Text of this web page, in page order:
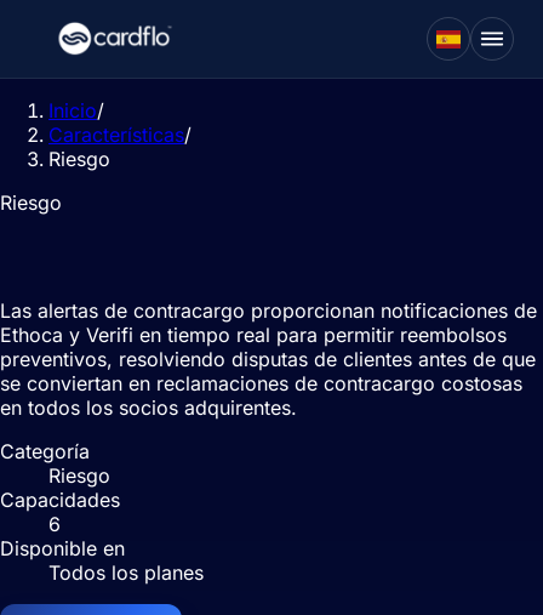
Inicio/
Características/
Riesgo
Riesgo
Las alertas de contracargo proporcionan notificaciones de
Ethoca y Verifi en tiempo real para permitir reembolsos
preventivos, resolviendo disputas de clientes antes de que
se conviertan en reclamaciones de contracargo costosas
en todos los socios adquirentes.
Categoría
Riesgo
Capacidades
6
Disponible en
Todos los planes